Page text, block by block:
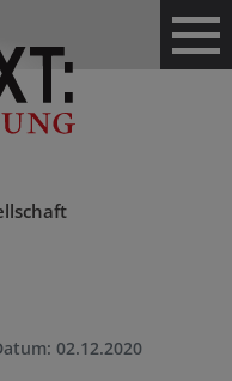
02.12.2020